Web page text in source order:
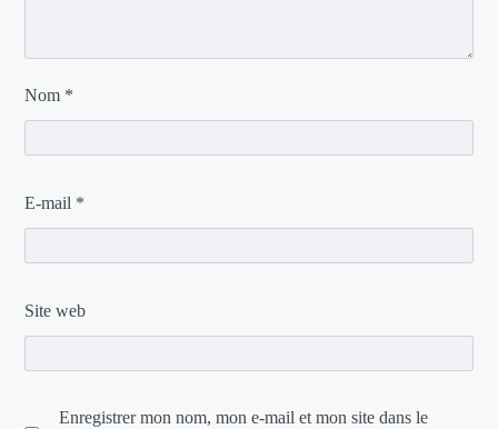
Nom *
E-mail *
Site web
Enregistrer mon nom, mon e-mail et mon site dans le